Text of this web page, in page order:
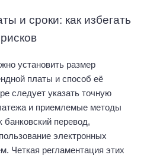
и сроки: как избегать
установить размер
платы и способ её
следует указать точную
и приемлемые методы
банковский перевод,
электронных
Четкая регламентация этих